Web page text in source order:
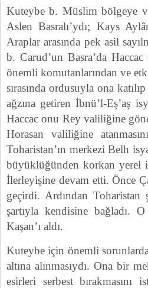
Kuteybe b. Müslim bölgeye
Aslen Basralı’ydı; Kays
Araplar arasında pek asil
b. Carud’un Basra’da
önemli komutanlarından ve
sırasında ordusuyla ona
ağzına getiren İbnü’l-Eş’aş
Haccac onu Rey valiliğine
Horasan valiliğine
Toharistan’ın merkezi Belh
büyüklüğünden korkan yerel
İlerleyişine devam etti. Önce
geçirdi. Ardından
şartıyla kendisine bağladı.
Kaşan’ı aldı.
Kuteybe için önemli
altına alınmasıydı. Ona bir
esirleri serbest